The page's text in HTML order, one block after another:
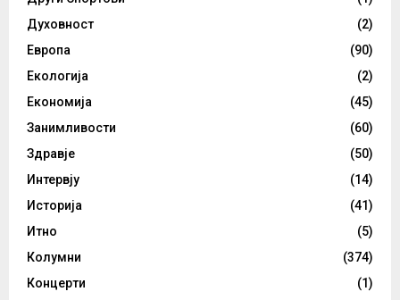
Духовност
(2)
Европа
(90)
Екологија
(2)
Економија
(45)
Занимливости
(60)
Здравје
(50)
Интервју
(14)
Историја
(41)
Итно
(5)
Колумни
(374)
Концерти
(1)